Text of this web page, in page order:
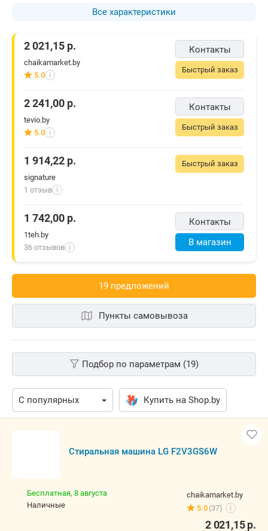
Все характеристики
Контакты
Быстрый заказ
2 021,15 р.
chaikamarket.by
5.0 i
Контакты
Быстрый заказ
2 241,00 р.
tevio.by
5.0 i
Быстрый заказ
1 914,22 р.
signature
1 отзыв i
Контакты
В магазин
1 742,00 р.
1teh.by
36 отзывов i
19 предложений
Пункты самовывоза
Подбор по параметрам (19)
Купить на Shop.by
chaikamarket.by
5.0(37)